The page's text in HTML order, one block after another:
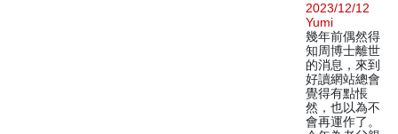
2023/12/12
Yumi
幾年前偶然得
知周博士離世
的消息，來到
好讀網站總會
覺得有點悵
然，也以為不
會再運作了。